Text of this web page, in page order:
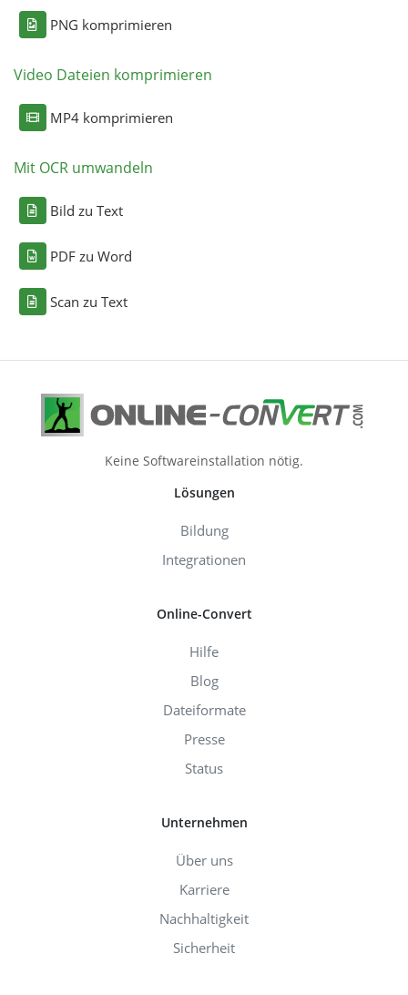
PNG komprimieren
Video Dateien komprimieren
MP4 komprimieren
Mit OCR umwandeln
Bild zu Text
PDF zu Word
Scan zu Text
Keine Softwareinstallation nötig.
Lösungen
Bildung
Integrationen
Online-Convert
Hilfe
Blog
Dateiformate
Presse
Status
Unternehmen
Über uns
Karriere
Nachhaltigkeit
Sicherheit